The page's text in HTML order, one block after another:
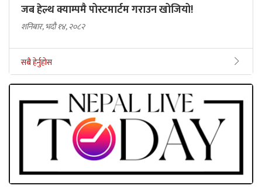
जब हेल्थ क्याम्पमै पोस्टमार्टम गराउन खोजियो!
शनिबार, भदौ १४, २०८२
सबै हेर्नुहोस